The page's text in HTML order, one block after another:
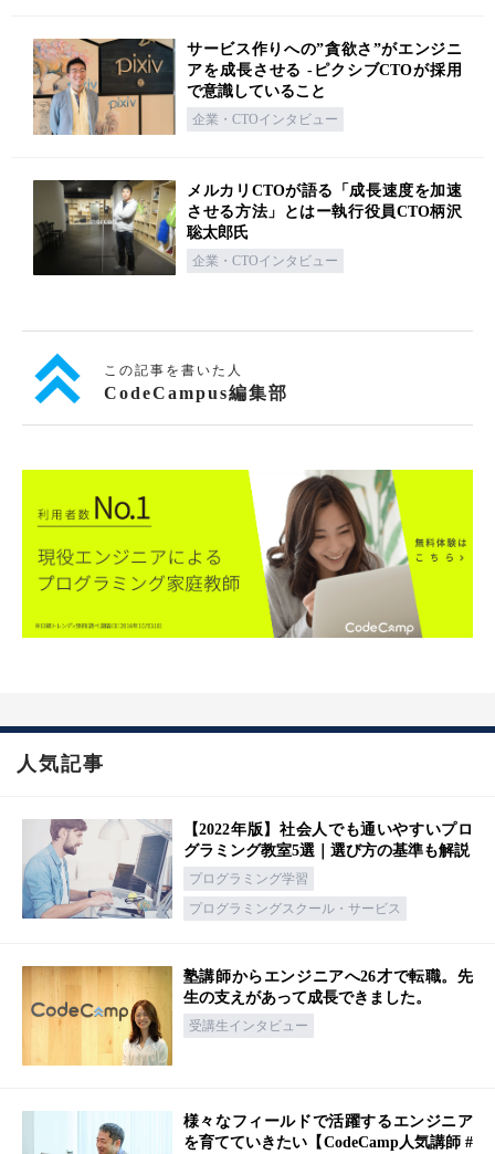
サービス作りへの”貪欲さ”がエンジニ
アを成長させる -ピクシブCTOが採用
で意識していること
企業・CTOインタビュー
メルカリCTOが語る「成長速度を加速
させる方法」とはー執行役員CTO柄沢
聡太郎氏
企業・CTOインタビュー
この記事を書いた人
CodeCampus編集部
人気記事
【2022年版】社会人でも通いやすいプロ
グラミング教室5選｜選び方の基準も解説
プログラミング学習
プログラミングスクール・サービス
塾講師からエンジニアへ26才で転職。先
生の支えがあって成長できました。
受講生インタビュー
様々なフィールドで活躍するエンジニア
を育てていきたい【CodeCamp人気講師 #